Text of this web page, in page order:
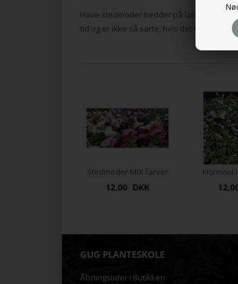
Have stedmoder hedder på latin Viola x
tid og er ikke så sarte, hvis det er lidt koldt
Stedmoder MIX farver
12,00 DKK
Hornviol
GUG PLANTESKOLE
Åbningstider i Butikken